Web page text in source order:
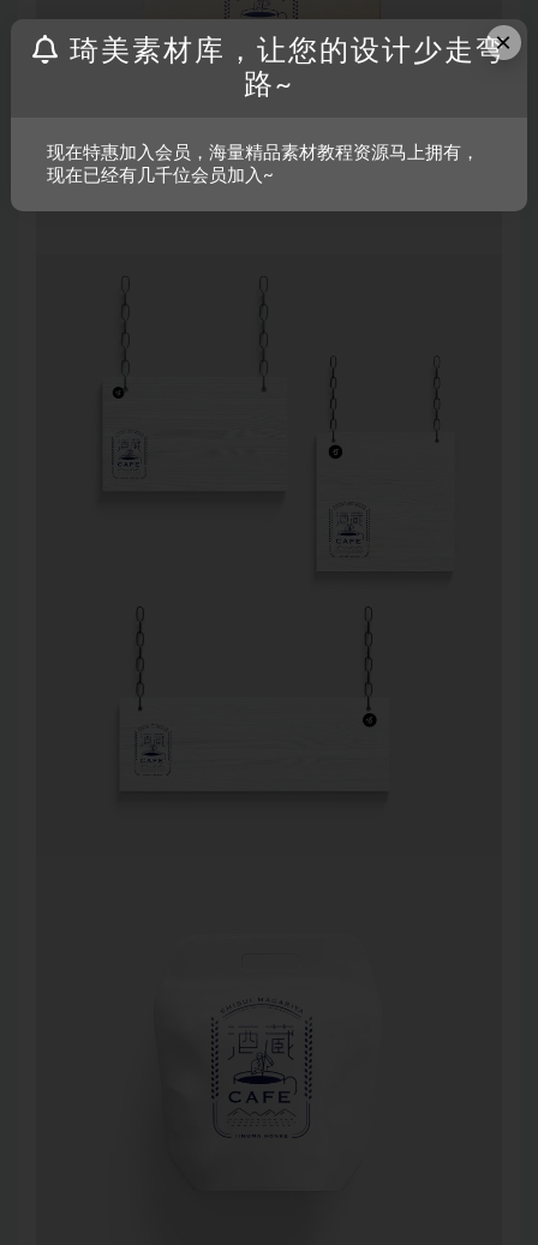
×
琦美素材库，让您的设计少走弯
路~
现在特惠加入会员，海量精品素材教程资源马上拥有，
现在已经有几千位会员加入~